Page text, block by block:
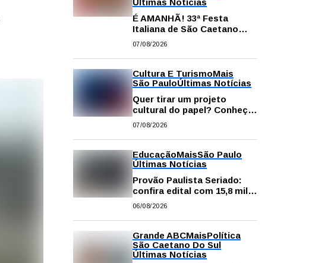
Últimas Notícias
É AMANHÃ! 33ª Festa
Italiana de São Caetano
começa neste sábado com
solidariedade
07/08/2026
Cultura E TurismoMais
São PauloÚltimas Notícias
Quer tirar um projeto
cultural do papel? Conheça
os principais editais
07/08/2026
EducaçãoMaisSão Paulo
Últimas Notícias
Provão Paulista Seriado:
confira edital com 15,8 mil
vagas para ensino superior
06/08/2026
Grande ABCMaisPolítica
São Caetano Do Sul
Últimas Notícias